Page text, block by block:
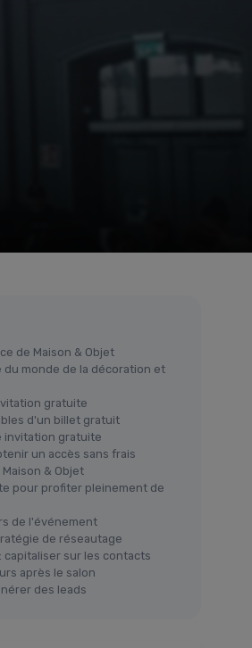
de Maison & Objet
monde de la décoration et
gratuite
d'un billet gratuit
invitation gratuite
un accès sans frais
& Objet
pour profiter pleinement de
de l'événement
de réseautage
sur les contacts
après le salon
des leads